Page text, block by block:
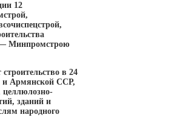
12
— Минпромстрою
в 24
и Армянской ССР,
целлюлозно-
зданий и
народного